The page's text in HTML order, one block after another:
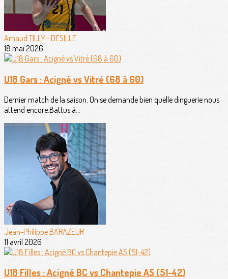
Arnaud TILLY--DESILLE
18 mai 2026
U18 Gars : Acigné vs Vitré (68 à 60)
Dernier match de la saison. On se demande bien quelle dinguerie nous
attend encore.Battus à...
Jean-Philippe BARAZEUR
11 avril 2026
U18 Filles : Acigné BC vs Chantepie AS (51-42)